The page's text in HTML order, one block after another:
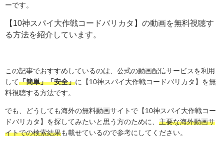
ーです。
【10神スパイ大作戦コードバリカタ】の動画を無料視聴す
る方法を紹介しています。
この記事でおすすめしているのは、公式の動画配信サービスを利用
して「簡単」「安全」に【10神スパイ大作戦コードバリカタ】を無
料視聴する方法です。
でも、どうしても海外の無料動画サイトで【10神スパイ大作戦コー
ドバリカタ】を探してみたいと思う方のために、 主要な海外動画サ
イトでの検索結果も載せているので参考にしてください。